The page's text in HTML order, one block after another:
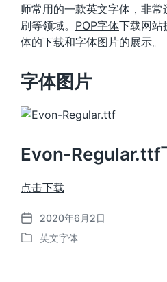
师常用的一款英文字体，非
刷等领域。 POP字体下载网
体的下载和字体图片的展示。
字体图片
Evon-Regular.ttf
点击下载
发
布
2020年6月2日
发
英文字体